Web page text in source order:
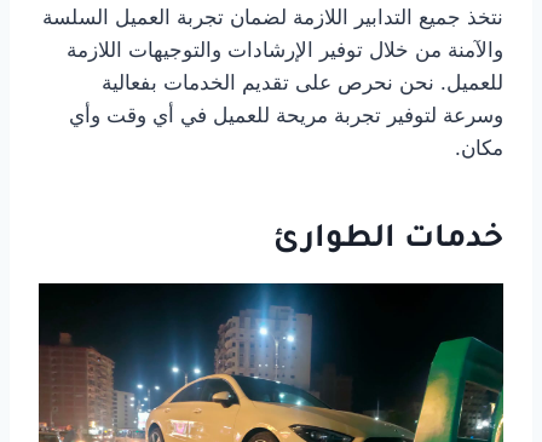
نتخذ جميع التدابير اللازمة لضمان تجربة العميل السلسة
والآمنة من خلال توفير الإرشادات والتوجيهات اللازمة
للعميل. نحن نحرص على تقديم الخدمات بفعالية
وسرعة لتوفير تجربة مريحة للعميل في أي وقت وأي
مكان.
خدمات الطوارئ